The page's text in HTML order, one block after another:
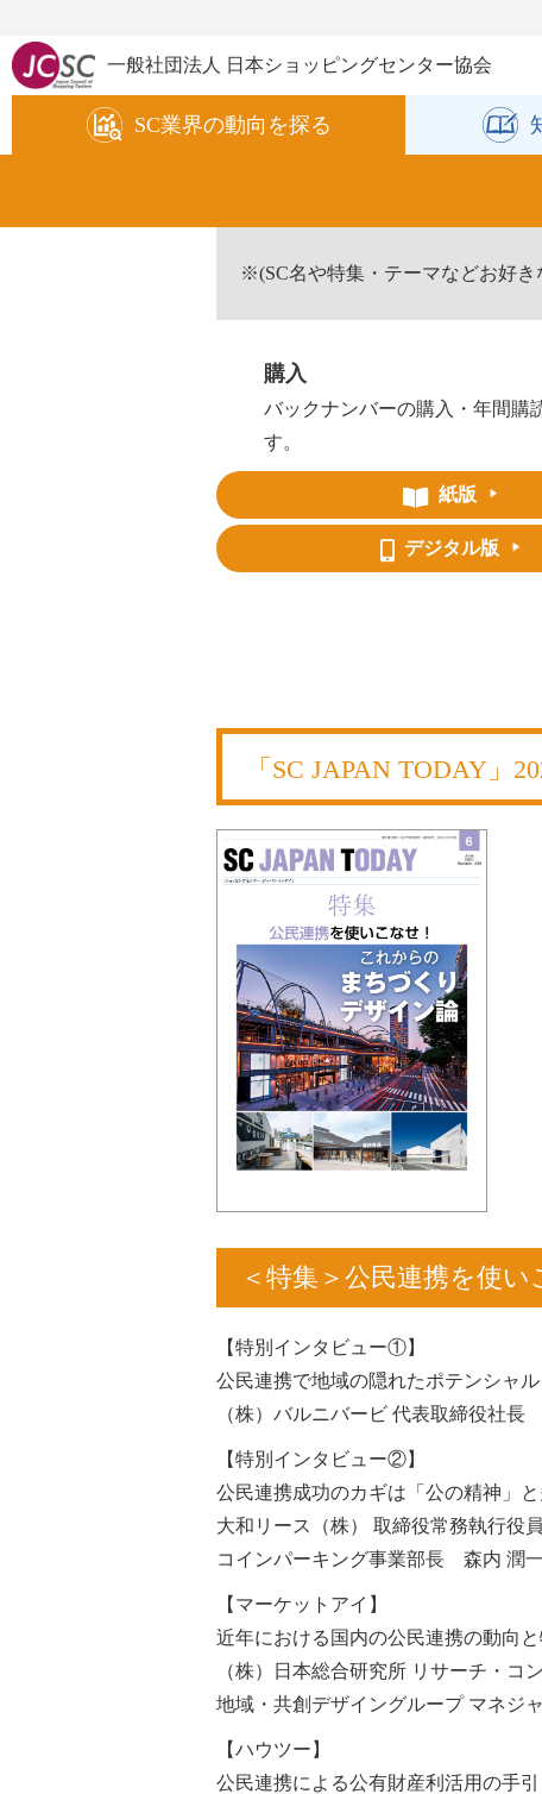
一般社団法人 日本ショッピングセンター協会
SC業界の動向を探る
※(SC名や特集・テーマなどお好き
購入
バックナンバーの購入・年間購
す。
紙版
デジタル版
「SC JAPAN TODAY」
＜特集＞公民連携を使
【特別インタビュー①】
公民連携で地域の隠れたポテンシャ
（株）バルニバービ 代表取締役社長
【特別インタビュー②】
公民連携成功のカギは「公の精神」
大和リース（株） 取締役常務
コインパーキング事業部長 森内 潤一
【マーケットアイ】
近年における国内の公民連携の動向
（株）日本総合研究所 リサーチ・コ
地域・共創デザイングループ マネ
【ハウツー】
公民連携による公有財産利活用の手引